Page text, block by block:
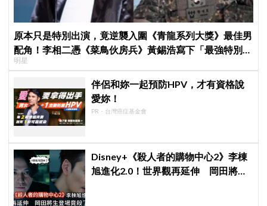
原本只是特別出演，竟逆襲入圍《青龍系列大獎》最佳男
配角！李相二憑《菜鳥伙房兵》黃錫浩寫下「最強特別出
演」傳奇
明星
伴侶和妳一起預防HPV，才有資格說
愛妳！
PR・台灣癌症基金會
Disney+《殺人者的購物中心2》李棟
旭進化2.0！世界觀再延伸 岡田將生